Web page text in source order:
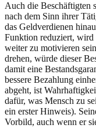
Auch die Beschäftigten
nach dem Sinn ihrer
das Geldverdienen
Funktion reduziert, wird
weiter zu motivieren
drehen, würde dieser
damit eine
bessere Bezahlung
abgeht, ist
dafür, was Mensch zu
ein erster Hinweis).
Vorbild, auch wenn er